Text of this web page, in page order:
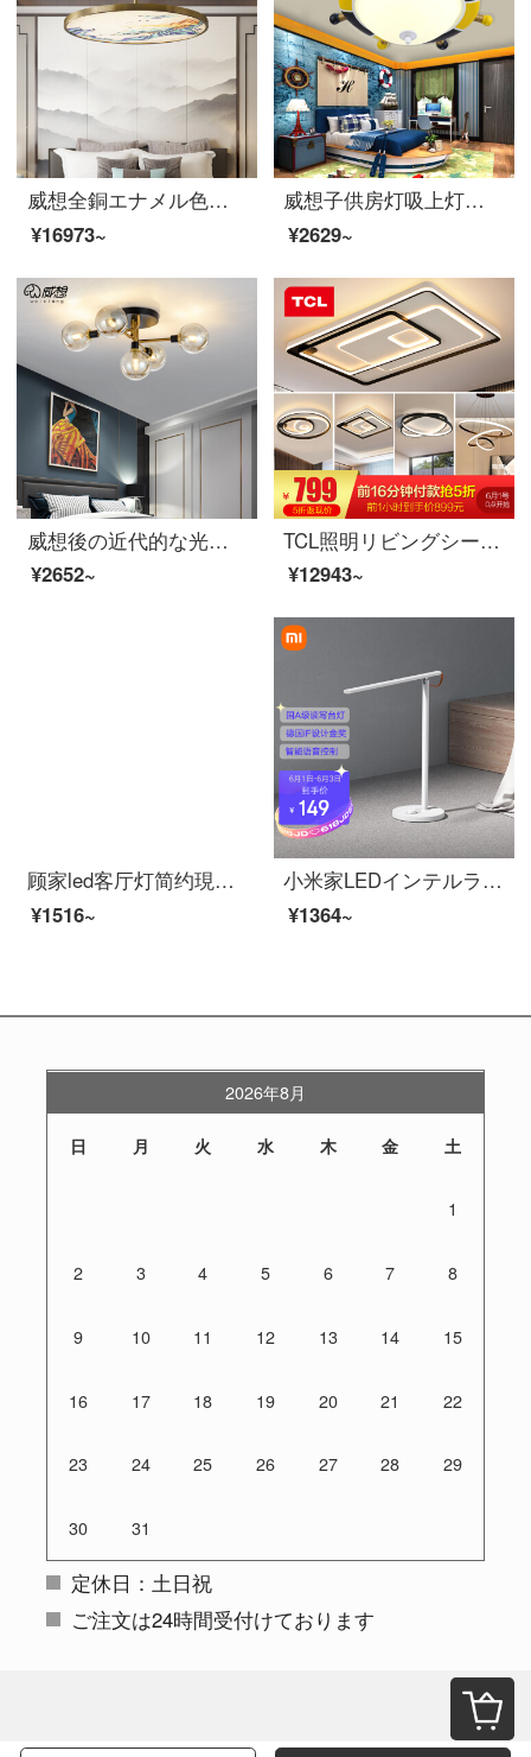
威想全銅エナメル色寝室吸上灯新中国式現代書房仿古灯具中国風芸術部屋灯饰[江河絵]直径-60 cm-三色変光
¥16973~
威想子供房灯吸上灯保護眼無ストロボ漫画幼稚園船舵灯創意男児led寝室照明子供ランプ直径60 cm-24 W-チベットブルー+黄色
¥2629~
威想後の近代的な光奢主な寝室のリビングルームの魔豆ランプレストラン小寝室の書斎創意ガラスはトップライトを吸い込みます。
¥2652~
TCL照明リビングシーリングライトセットled長方形後現代北欧大気シンプル寝室灯魔方シリーズ【セットは景品形式で体現】リビング三色調光106*2 W三室北欧コースA
¥12943~
顾家led客厅灯简约現代シーリングライト北欧创意餐厅卧室ランプ套餐儿童房间全屋灯飾组合 小号客厅灯80*56CM/90W三色变光
¥1516~
小米家LEDインテルライト1 S目を保護して読んで書いて寝室の学生のベッドの頭を読んで音声の調光を折り畳みます。
¥1364~
2026年8月
日 月 火 水 木 金 土
1
2 3 4 5 6 7 8
9 10 11 12 13 14 15
16 17 18 19 20 21 22
23 24 25 26 27 28 29
30 31
定休日：土日祝
ご注文は24時間受付けております